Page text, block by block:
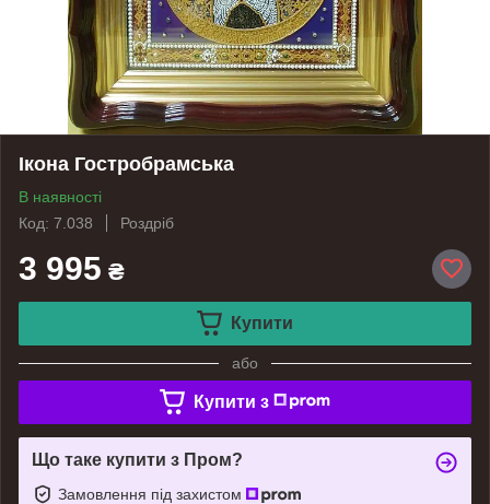
Ікона Гостробрамська
В наявності
Код: 7.038
Роздріб
3 995 ₴
Купити
або
Купити з
Що таке купити з Пром?
Замовлення під захистом